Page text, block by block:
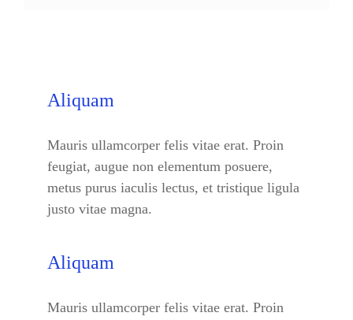
Aliquam
Mauris ullamcorper felis vitae erat. Proin
feugiat, augue non elementum posuere,
metus purus iaculis lectus, et tristique ligula
justo vitae magna.
Aliquam
Mauris ullamcorper felis vitae erat. Proin